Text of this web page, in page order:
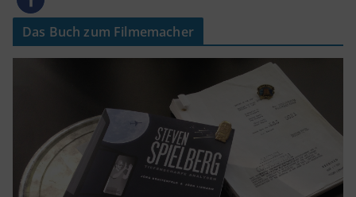
Das Buch zum Filmemacher